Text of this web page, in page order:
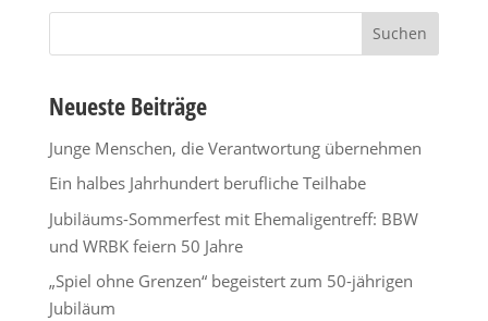
Suchen
Neueste Beiträge
Junge Menschen, die Verantwortung übernehmen
Ein halbes Jahrhundert berufliche Teilhabe
Jubiläums-Sommerfest mit Ehemaligentreff: BBW
und WRBK feiern 50 Jahre
„Spiel ohne Grenzen“ begeistert zum 50-jährigen
Jubiläum